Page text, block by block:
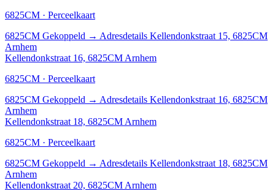
6825CM · Perceelkaart
6825CM Gekoppeld → Adresdetails Kellendonkstraat 15, 6825CM
Arnhem
Kellendonkstraat 16, 6825CM Arnhem
6825CM · Perceelkaart
6825CM Gekoppeld → Adresdetails Kellendonkstraat 16, 6825CM
Arnhem
Kellendonkstraat 18, 6825CM Arnhem
6825CM · Perceelkaart
6825CM Gekoppeld → Adresdetails Kellendonkstraat 18, 6825CM
Arnhem
Kellendonkstraat 20, 6825CM Arnhem